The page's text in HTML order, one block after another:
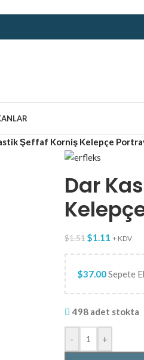
Şeffaf Korniş Kelepçe
Dar
$1.51$1.11 + KDV
$37.00Sepete
498 adet stokta
- +